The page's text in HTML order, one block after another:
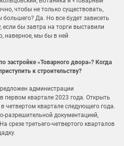
чтобы не только существовать,
Да. Но все будет зависеть
если бы завтра на торги выставили
наверное, мы бы в ней
застройке «Товарного двора»? Когда
к строительству?
администрации
первом квартале 2023 года. Открыть
четвертом квартале следующего года.
разрешительной документацией,
третьего-четвертого кварталов